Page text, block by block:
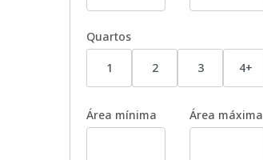
Quartos
1 2 3 4+
Área mínima Área máxima